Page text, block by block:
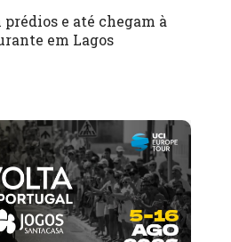
e até chegam à
em Lagos